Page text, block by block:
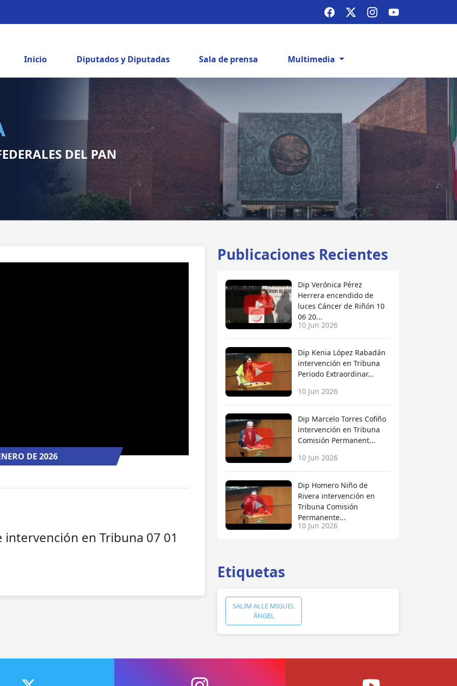
Inicio Diputados y Diputadas Sala de prensa Multimedia
DEL PAN
DE 2026
en Tribuna 07 01
Publicaciones Recientes
Dip Verónica Pérez
Herrera encendido de
luces Cáncer de Riñón 10
06 20...
10 Jun 2026
Dip Kenia López Rabadán
intervención en Tribuna
Periodo Extraordinar...
10 Jun 2026
Dip Marcelo Torres Cofiño
intervención en Tribuna
Comisión Permanent...
10 Jun 2026
Dip Homero Niño de
Rivera intervención en
Tribuna Comisión
Permanente...
10 Jun 2026
Etiquetas
SALIM ALLE MIGUEL
ÁNGEL